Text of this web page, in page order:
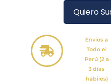
Quiero
Envíos a
Todo el
Perú (2 a
3 días
hábiles)